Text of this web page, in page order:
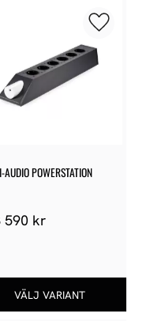
AUDIO POWERSTATION
590 kr
Lägg till